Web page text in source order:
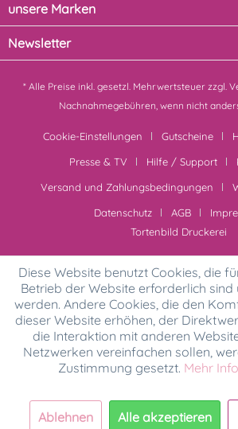
unsere Marken
Newsletter
* Alle Preise inkl. gesetzl. Mehrwertsteuer zzgl.
Nachnahmegebühren, wenn nicht
Cookie-Einstellungen Gutscheine
Presse & TV
Hilfe / Support
Versand und Zahlungsbedingungen
Datenschutz
AGB
Tortenbild Druckerei
Diese Website benutzt Cookies, die
Betrieb der Website erforderlich
werden. Andere Cookies, die den
dieser Website erhöhen, der
die Interaktion mit anderen
Netzwerken vereinfachen sollen,
Zustimmung gesetzt. Mehr
Ablehnen Alle akzeptieren